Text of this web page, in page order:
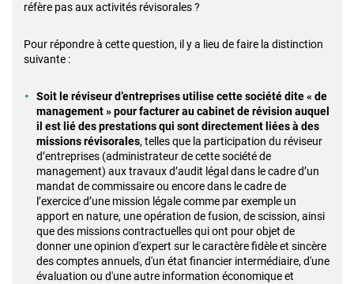
réfère pas aux activités révisorales ?
Pour répondre à cette question, il y a lieu de faire la distinction
suivante :
Soit le réviseur d’entreprises utilise cette société dite « de
management » pour facturer au cabinet de révision auquel
il est lié des prestations qui sont directement liées à des
missions révisorales, telles que la participation du réviseur
d’entreprises (administrateur de cette société de
management) aux travaux d’audit légal dans le cadre d’un
mandat de commissaire ou encore dans le cadre de
l’exercice d’une mission légale comme par exemple un
apport en nature, une opération de fusion, de scission, ainsi
que des missions contractuelles qui ont pour objet de
donner une opinion d'expert sur le caractère fidèle et sincère
des comptes annuels, d'un état financier intermédiaire, d'une
évaluation ou d'une autre information économique et